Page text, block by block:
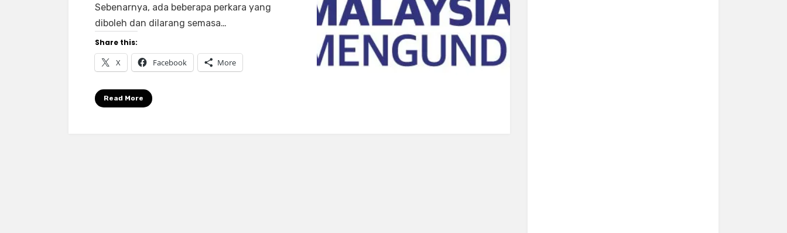
Tahu
Sebenarnya, ada beberapa perkara yang
diboleh dan dilarang semasa…
Share this:
X Facebook More
Read More